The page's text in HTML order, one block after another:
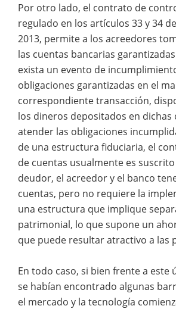
Por otro lado, el contrato de
regulado en los artículos 33 y 34
2013, permite a los acreedores
las cuentas bancarias
exista un evento de
obligaciones garantizadas en el
correspondiente transacción,
los dineros depositados en dichas
atender las obligaciones
de una estructura fiduciaria, el
de cuentas usualmente es
deudor, el acreedor y el banco
cuentas, pero no requiere la
una estructura que implique
patrimonial, lo que supone un
que puede resultar atractivo a las
En todo caso, si bien frente a
se habían encontrado algunas
el mercado y la tecnología